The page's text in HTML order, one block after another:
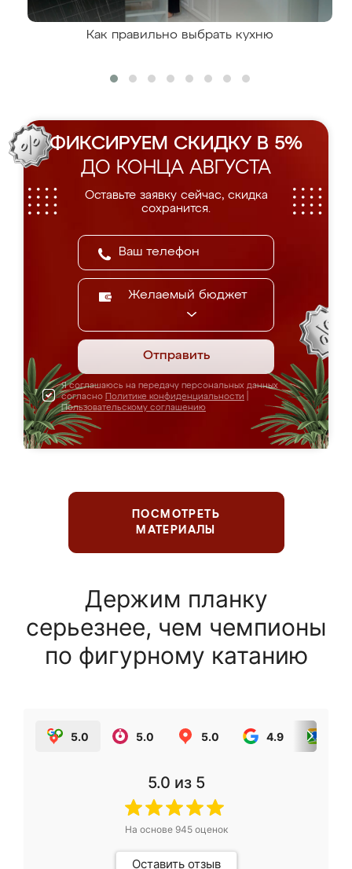
Как правильно выбрать кухню
ФИКСИРУЕМ СКИДКУ В 5%
ДО КОНЦА АВГУСТА
Оставьте заявку сейчас, скидка
сохранится.
Желаемый бюджет
Отправить
Я соглашаюсь на передачу персональных данных
согласно Политике конфиденциальности
Пользовательскому соглашению
ПОСМОТРЕТЬ
МАТЕРИАЛЫ
Держим планку
серьезнее, чем чемпионы
по фигурному катанию
5.0 5.0 5.0 4.9
5.0 из 5
На основе 945оценок
Оставить отзыв